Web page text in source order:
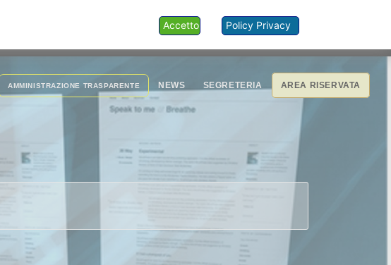
AMMINISTRAZIONE TRASPARENTE NEWS SEGRETERIA AREA RISERVATA
Policy Privacy
Accetto